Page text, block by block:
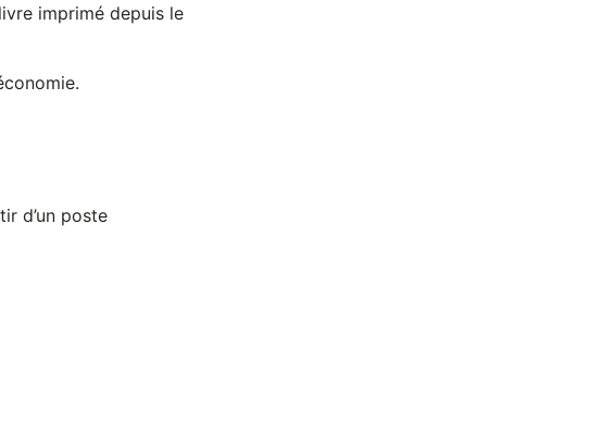
imprimé depuis le
d’un poste